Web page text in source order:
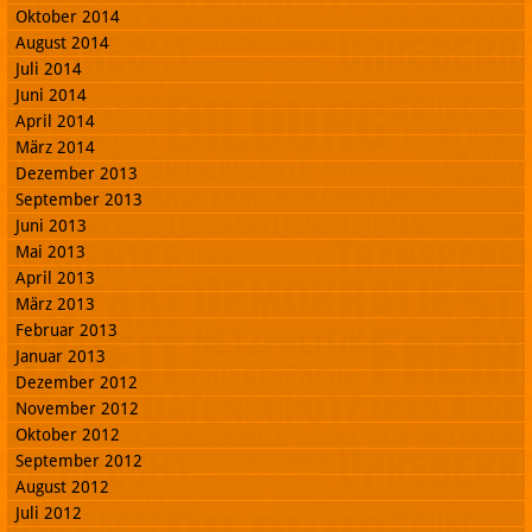
Oktober 2014
August 2014
Juli 2014
Juni 2014
April 2014
März 2014
Dezember 2013
September 2013
Juni 2013
Mai 2013
April 2013
März 2013
Februar 2013
Januar 2013
Dezember 2012
November 2012
Oktober 2012
September 2012
August 2012
Juli 2012